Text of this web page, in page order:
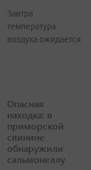
Завтра
температура
воздуха ожидается
Опасная
находка: в
приморской
свинине
обнаружили
сальмонеллу